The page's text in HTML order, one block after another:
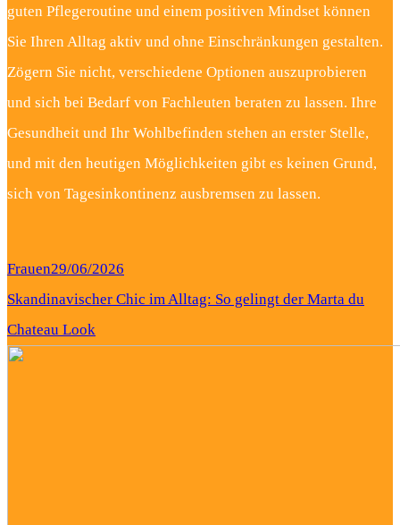
guten Pflegeroutine und einem positiven Mindset können
Sie Ihren Alltag aktiv und ohne Einschränkungen gestalten.
Zögern Sie nicht, verschiedene Optionen auszuprobieren
und sich bei Bedarf von Fachleuten beraten zu lassen. Ihre
Gesundheit und Ihr Wohlbefinden stehen an erster Stelle,
und mit den heutigen Möglichkeiten gibt es keinen Grund,
sich von Tagesinkontinenz ausbremsen zu lassen.
Frauen29/06/2026
Skandinavischer Chic im Alltag: So gelingt der Marta du
Chateau Look